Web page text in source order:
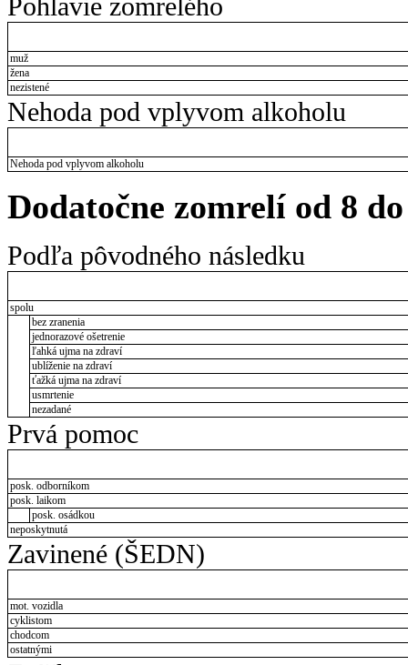
Pohlavie zomrelého
muž
žena
nezistené
Nehoda pod vplyvom alkoholu
Nehoda pod vplyvom alkoholu
Dodatočne zomrelí od 8
Podľa pôvodného následku
spolu
bez zranenia
jednorazové ošetrenie
ľahká ujma na zdraví
ublíženie na zdraví
ťažká ujma na zdraví
usmrtenie
nezadané
Prvá pomoc
posk. odborníkom
posk. laikom
posk. osádkou
neposkytnutá
Zavinené (ŠEDN)
mot. vozidla
cyklistom
chodcom
ostatnými